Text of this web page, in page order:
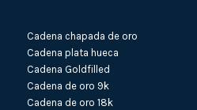
Cadena chapada de oro
Cadena plata hueca
Cadena Goldfilled
Cadena de oro 9k
Cadena de oro 18k